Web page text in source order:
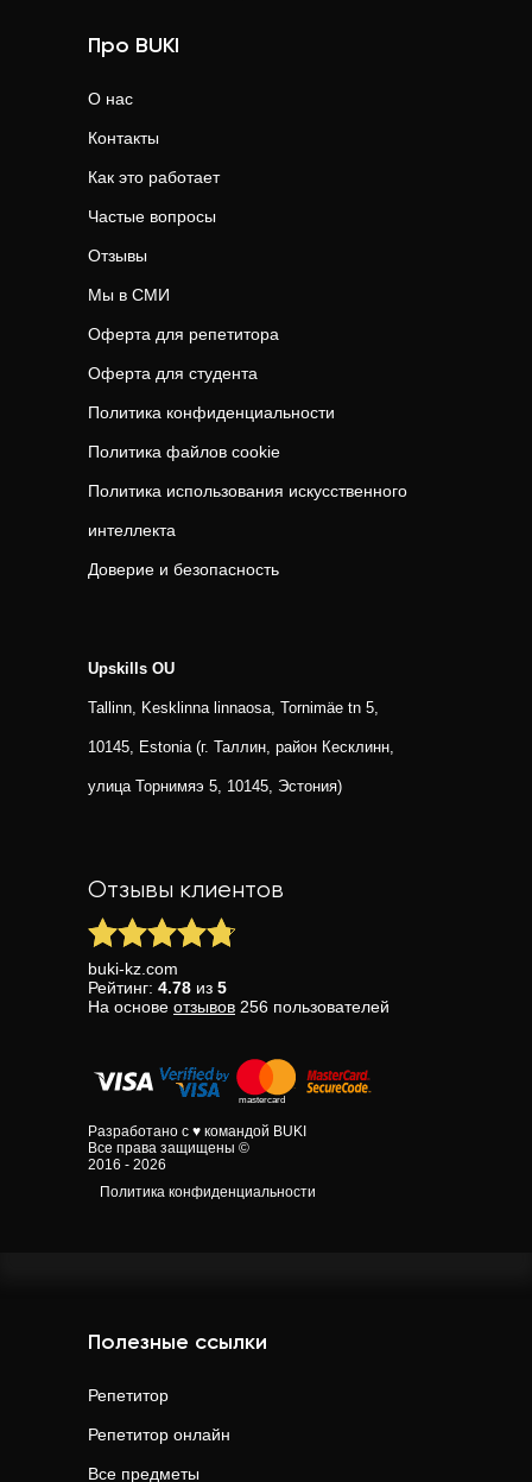
Про BUKI
О нас
Контакты
Как это работает
Частые вопросы
Отзывы
Мы в СМИ
Оферта для репетитора
Оферта для студента
Политика конфиденциальности
Политика файлов cookie
Политика использования искусственного
интеллекта
Доверие и безопасность
Upskills OU
Tallinn, Kesklinna linnaosa, Tornimäe tn 5,
10145, Estonia (г. Таллин, район Кесклинн,
улица Торнимяэ 5, 10145, Эстония)
Отзывы клиентов
buki-kz.com
Рейтинг: 4.78 из 5
На основе отзывов 256 пользователей
Разработано с ♥ командой BUKI
Все права защищены ©
2016 - 2026
Политика конфиденциальности
Полезные ссылки
Репетитор
Репетитор онлайн
Все предметы